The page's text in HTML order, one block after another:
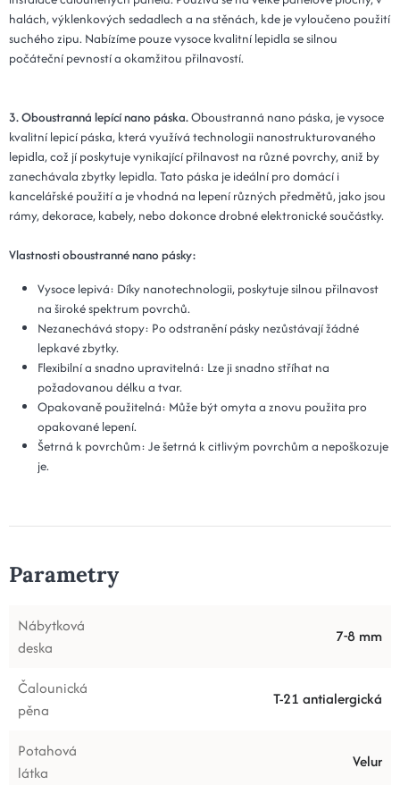
halách, výklenkových sedadlech a na stěnách, kde je vyloučeno použití
suchého zipu. Nabízíme pouze vysoce kvalitní lepidla se silnou
počáteční pevností a okamžitou přilnavostí.
3. Oboustranná lepící nano páska.Oboustranná nano páska, je vysoce
kvalitní lepicí páska, která využívá technologii nanostrukturovaného
lepidla, což jí poskytuje vynikající přilnavost na různé povrchy, aniž by
zanechávala zbytky lepidla. Tato páska je ideální pro domácí i
kancelářské použití a je vhodná na lepení různých předmětů, jako jsou
rámy, dekorace, kabely, nebo dokonce drobné elektronické součástky.
Vlastnosti oboustranné nano pásky:
Vysoce lepivá: Díky nanotechnologii, poskytuje silnou přilnavost
na široké spektrum povrchů.
Nezanechává stopy: Po odstranění pásky nezůstávají žádné
lepkavé zbytky.
Flexibilní a snadno upravitelná: Lze ji snadno stříhat na
požadovanou délku a tvar.
Opakovaně použitelná: Může být omyta a znovu použita pro
opakované lepení.
Šetrná k povrchům: Je šetrná k citlivým povrchům a nepoškozuje
je.
Parametry
Nábytková
deska
7-8 mm
Čalounická
pěna
T-21 antialergická
Potahová
látka
Velur